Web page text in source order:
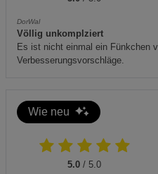
DorWal
Völlig unkomplziert
Es ist nicht einmal ein Fünkchen
Verbesserungsvorschläge.
Wie neu
5.0 / 5.0